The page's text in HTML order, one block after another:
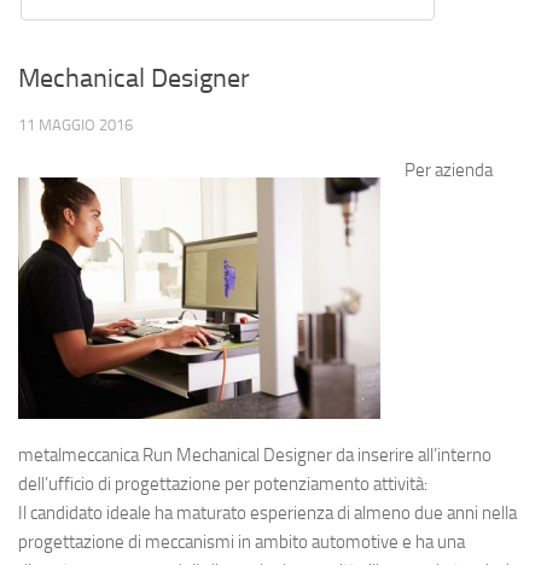
Mechanical Designer
11 MAGGIO 2016
Per azienda
metalmeccanica Run Mechanical Designer da inserire all’interno
dell’ufficio di progettazione per potenziamento attività:
Il candidato ideale ha maturato esperienza di almeno due anni nella
progettazione di meccanismi in ambito automotive e ha una